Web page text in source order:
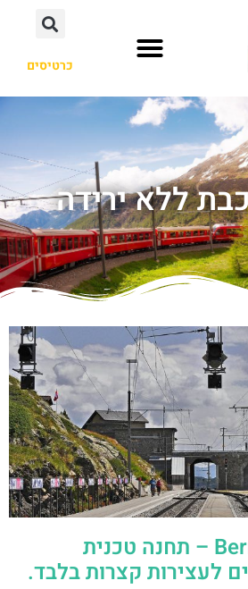
כרטיסים
ללא ירידה
תחנת Bernina Suot – תחנה טכנית
לעצירות קצרות בלבד.